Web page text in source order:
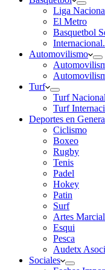
Liga
El Metro
Basquetbol
Internacional.
Automovilismo
Turf
Turf Nacional
Turf
Deportes en
Ciclismo
Boxeo
Rugby
Tenis
Padel
Hokey
Patin
Surf
Artes
Esqui
Pesca
Audetx
Sociales